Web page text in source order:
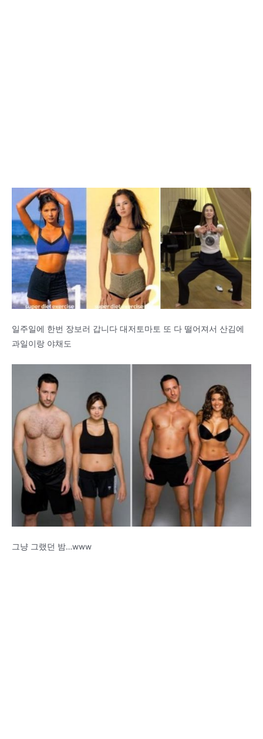
일주일에 한번 장보러 갑니다 대저토마토 또 다 떨어져서 산김에
과일이랑 야채도
그냥 그랬던 밤…www